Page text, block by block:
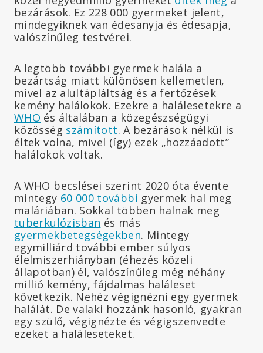
bezárások. Ez 228 000 gyermeket jelent,
mindegyiknek van édesanyja és édesapja,
valószínűleg testvérei.
A legtöbb további gyermek halála a
bezártság miatt különösen kellemetlen,
mivel az alultápláltság és a fertőzések
kemény halálokok. Ezekre a halálesetekre a
WHO és általában a közegészségügyi
közösség számított. A bezárások nélkül is
éltek volna, mivel (így) ezek „hozzáadott”
halálokok voltak.
A WHO becslései szerint 2020 óta évente
mintegy 60 000 további gyermek hal meg
maláriában. Sokkal többen halnak meg
tuberkulózisban és más
gyermekbetegségekben. Mintegy
egymilliárd további ember súlyos
élelmiszerhiányban (éhezés közeli
állapotban) él, valószínűleg még néhány
millió kemény, fájdalmas haláleset
következik. Nehéz végignézni egy gyermek
halálát. De valaki hozzánk hasonló, gyakran
egy szülő, végignézte és végigszenvedte
ezeket a haláleseteket.